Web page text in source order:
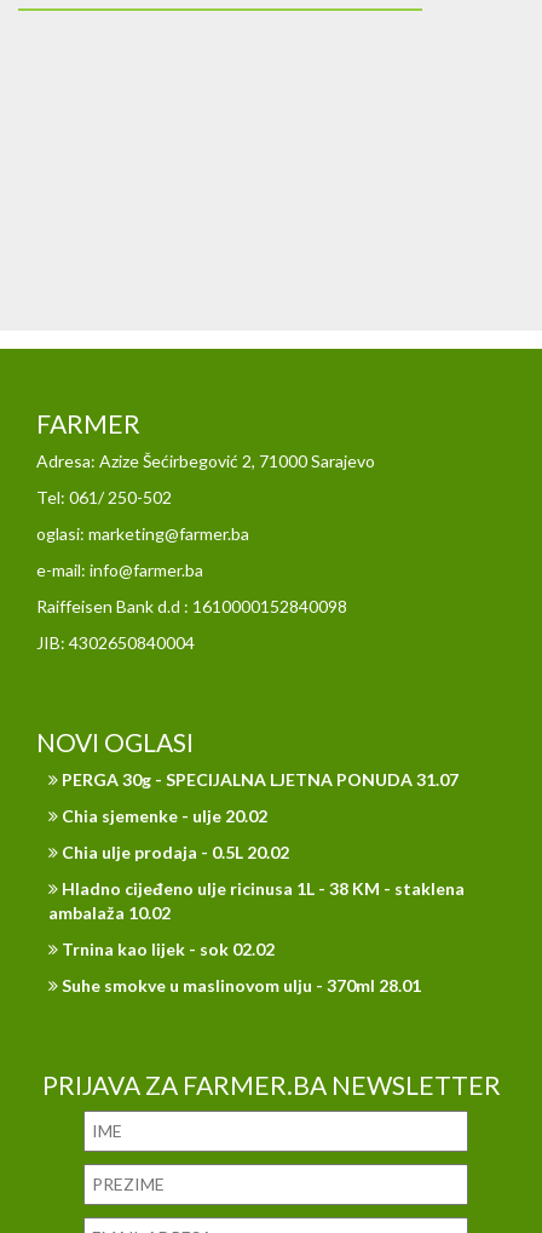
FARMER
Adresa: Azize Šećirbegović 2, 71000 Sarajevo
Tel: 061/ 250-502
oglasi: marketing@farmer.ba
e-mail: info@farmer.ba
Raiffeisen Bank d.d : 1610000152840098
JIB: 4302650840004
NOVI OGLASI
PERGA 30g - SPECIJALNA LJETNA PONUDA 31.07
Chia sjemenke - ulje 20.02
Chia ulje prodaja - 0.5L 20.02
Hladno cijeđeno ulje ricinusa 1L - 38 KM - staklena
ambalaža 10.02
Trnina kao lijek - sok 02.02
Suhe smokve u maslinovom ulju - 370ml 28.01
PRIJAVA ZA FARMER.BA NEWSLETTER